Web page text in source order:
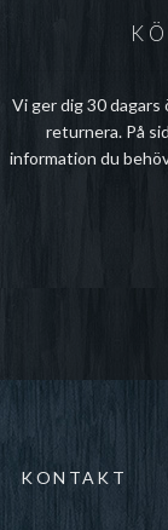
Vi ger dig 30
returnera. På
information du
KONTAKT